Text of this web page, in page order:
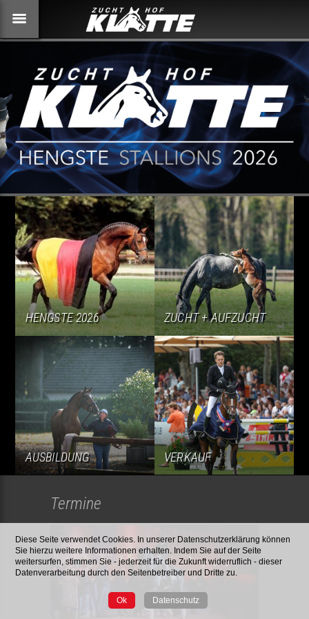
HENGSTE 2026 ZUCHT + AUFZUCHT
AUSBILDUNG VERKAUF
Termine
Diese Seite verwendet Cookies. In unserer Datenschutzerklärung können
Sie hierzu weitere Informationen erhalten. Indem Sie auf der Seite
weitersurfen, stimmen Sie - jederzeit für die Zukunft widerruflich - dieser
Datenverarbeitung durch den Seitenbetreiber und Dritte zu.
Ok Datenschutz